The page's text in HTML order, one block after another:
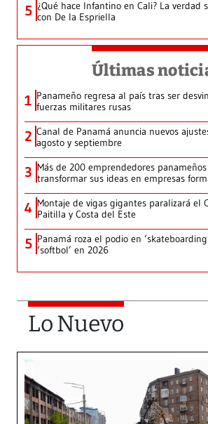
5 ¿Qué hace Infantino en Cali? La verdad
con De la Espriella
Últimas
1 Panameño regresa al país tras ser
fuerzas militares rusas
2 Canal de Panamá anuncia nuevos
agosto y septiembre
3 Más de 200 emprendedores
transformar sus ideas en empresas
4 Montaje de vigas gigantes paralizará el
Paitilla y Costa del Este
5 Panamá roza el podio en
‘softbol’ en 2026
Lo Nuevo